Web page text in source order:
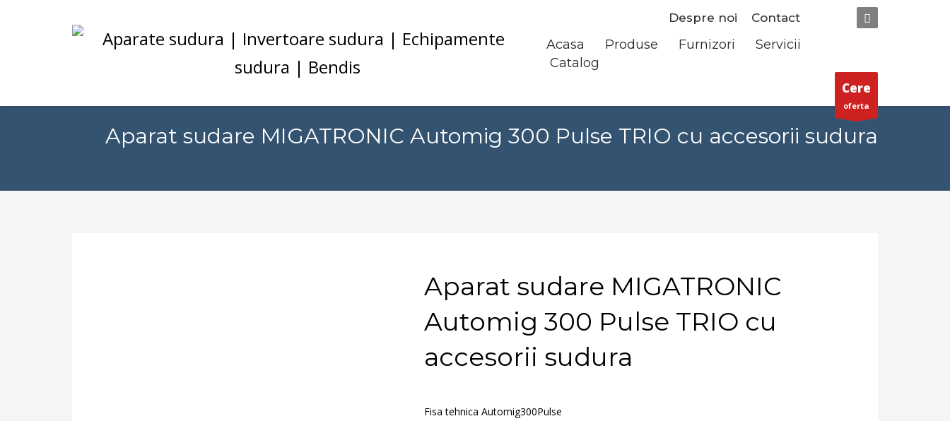
Despre noi Contact
Acasa Produse Furnizori
Servicii
Catalog
Cere
oferta
Aparat sudare MIGATRONIC Automig 300 Pulse TRIO cu accesorii sudura
Aparat sudare MIGATRONIC
Automig 300 Pulse TRIO cu
accesorii sudura
Fisa tehnica Automig300Pulse